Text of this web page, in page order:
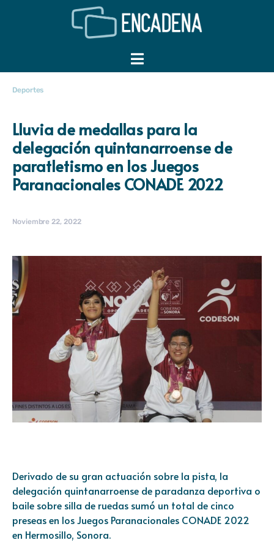
Deportes
Lluvia de medallas para la
delegación quintanarroense de
paratletismo en los Juegos
Paranacionales CONADE 2022
Noviembre 22, 2022
Derivado de su gran actuación sobre la pista, la
delegación quintanarroense de paradanza deportiva o
baile sobre silla de ruedas sumó un total de cinco
preseas en los Juegos Paranacionales CONADE 2022
en Hermosillo, Sonora.